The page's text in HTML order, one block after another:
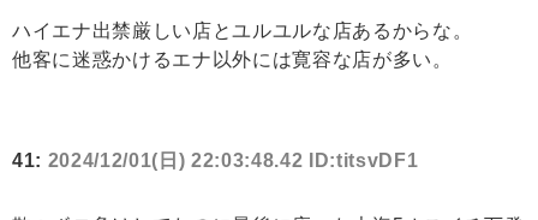
ハイエナ出禁厳しい店とユルユルな店あるからな。
他客に迷惑かけるエナ以外には寛容な店が多い。
41: 2024/12/01(日) 22:03:48.42 ID:titsvDF1